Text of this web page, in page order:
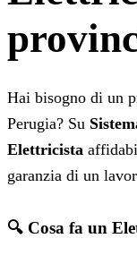
Hai bisogno di un
Perugia? Su
Elettricista
garanzia di un
🔍 Cosa fa un